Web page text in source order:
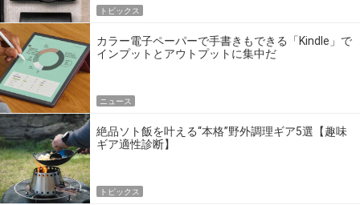
トピックス
カラー電子ペーパーで手書きもできる「Kindle」で
インプットとアウトプットに集中だ
ニュース
絶品ソト飯を叶える“本格”野外調理ギア5選【趣味
ギア適性診断】
トピックス